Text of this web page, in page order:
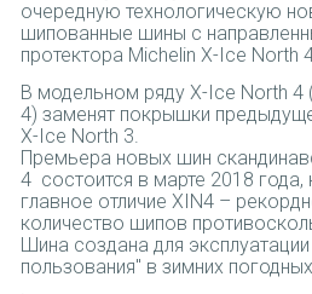
очередную технологическую
шипованные шины с
протектора Michelin X-Ice North
В модельном ряду X-Ice North
4) заменят покрышки
X-Ice North 3.
Премьера новых шин
4 состоится в марте 2018
главное отличие XIN4 –
количество шипов
Шина создана для
пользования" в зимних
.